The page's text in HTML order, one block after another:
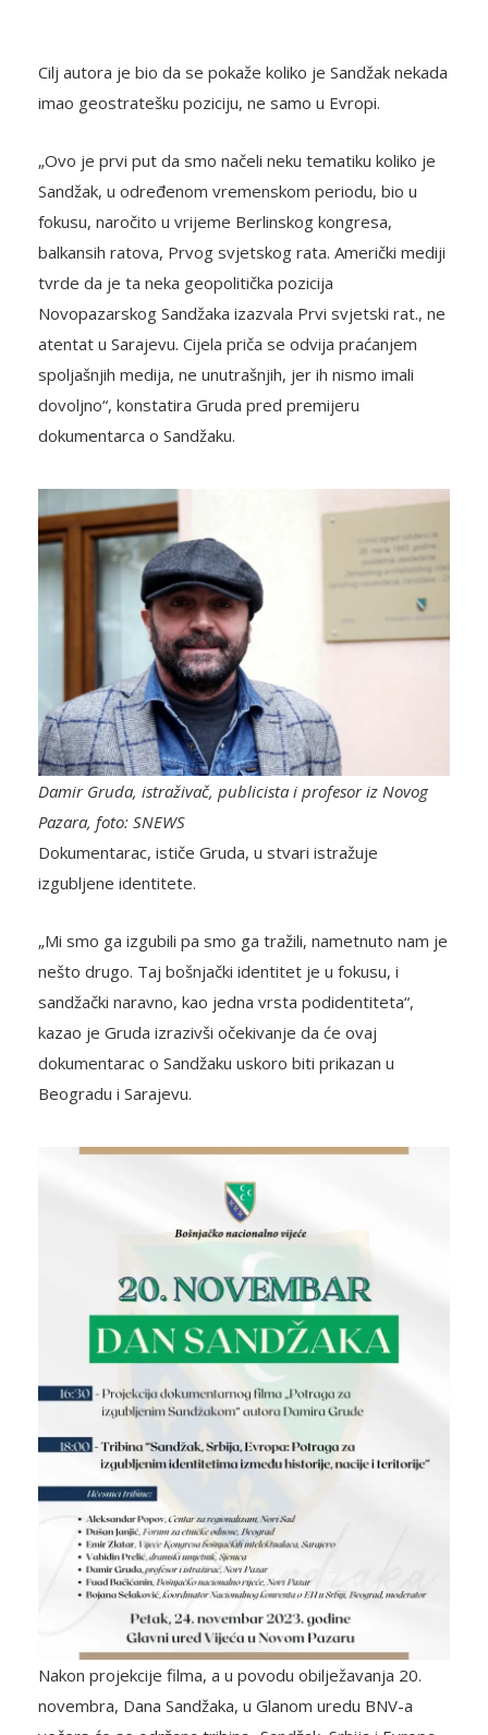
Cilj autora je bio da se pokaže koliko je Sandžak nekada
imao geostratešku poziciju, ne samo u Evropi.
„Ovo je prvi put da smo načeli neku tematiku koliko je
Sandžak, u određenom vremenskom periodu, bio u
fokusu, naročito u vrijeme Berlinskog kongresa,
balkansih ratova, Prvog svjetskog rata. Američki mediji
tvrde da je ta neka geopolitička pozicija
Novopazarskog Sandžaka izazvala Prvi svjetski rat., ne
atentat u Sarajevu. Cijela priča se odvija praćanjem
spoljašnjih medija, ne unutrašnjih, jer ih nismo imali
dovoljno“, konstatira Gruda pred premijeru
dokumentarca o Sandžaku.
Damir Gruda, istraživač, publicista i profesor iz Novog
Pazara, foto: SNEWS
Dokumentarac, ističe Gruda, u stvari istražuje
izgubljene identitete.
„Mi smo ga izgubili pa smo ga tražili, nametnuto nam je
nešto drugo. Taj bošnjački identitet je u fokusu, i
sandžački naravno, kao jedna vrsta podidentiteta“,
kazao je Gruda izrazivši očekivanje da će ovaj
dokumentarac o Sandžaku uskoro biti prikazan u
Beogradu i Sarajevu.
Nakon projekcije filma, a u povodu obilježavanja 20.
novembra, Dana Sandžaka, u Glanom uredu BNV-a